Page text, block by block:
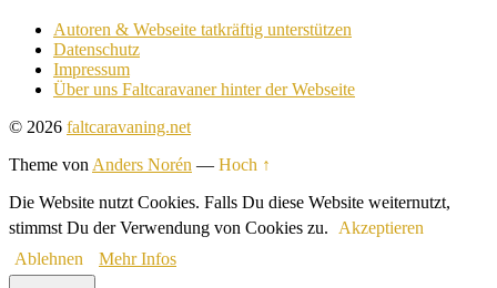
Autoren & Webseite tatkräftig unterstützen
Datenschutz
Impressum
Über uns Faltcaravaner hinter der Webseite
© 2026 faltcaravaning.net
Theme von Anders Norén — Hoch ↑
Die Website nutzt Cookies. Falls Du diese Website weiternutzt,
stimmst Du der Verwendung von Cookies zu.
Akzeptieren
Ablehnen
Mehr Infos